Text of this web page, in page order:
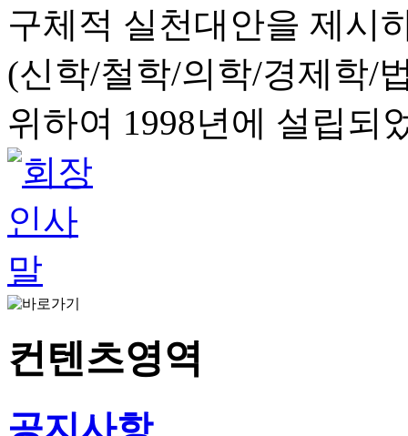
구체적 실천대안을 제시
(신학/철학/의학/경제학/
위하여 1998년에 설립되
컨텐츠영역